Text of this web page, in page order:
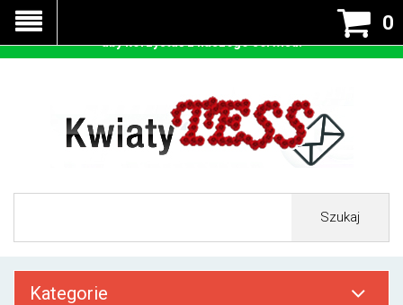
0
Szukaj
Kategorie
Nasza strona korzysta z cookies - czyli tzw ciastek w celu
prawidłowego działania. Zaakceptuj przyjmowanie cookies
aby korzystać z naszego serwisu.